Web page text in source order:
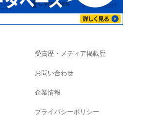
受賞歴・メディア掲載歴
お問い合わせ
企業情報
プライバシーポリシー